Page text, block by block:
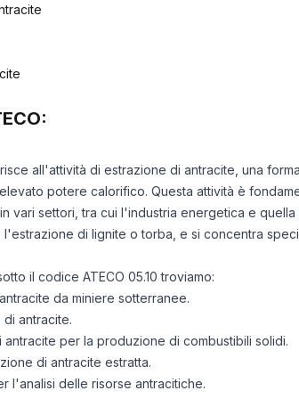
all'attività di estrazione di antracite, una
potere calorifico. Questa attività è
vari settori, tra cui l'industria energetica e
l'estrazione di lignite o torba, e si concentra
il codice ATECO 05.10 troviamo:
da miniere sotterranee.
antracite.
antracite per la produzione di combustibili solidi.
di antracite estratta.
l'analisi delle risorse antracitiche.